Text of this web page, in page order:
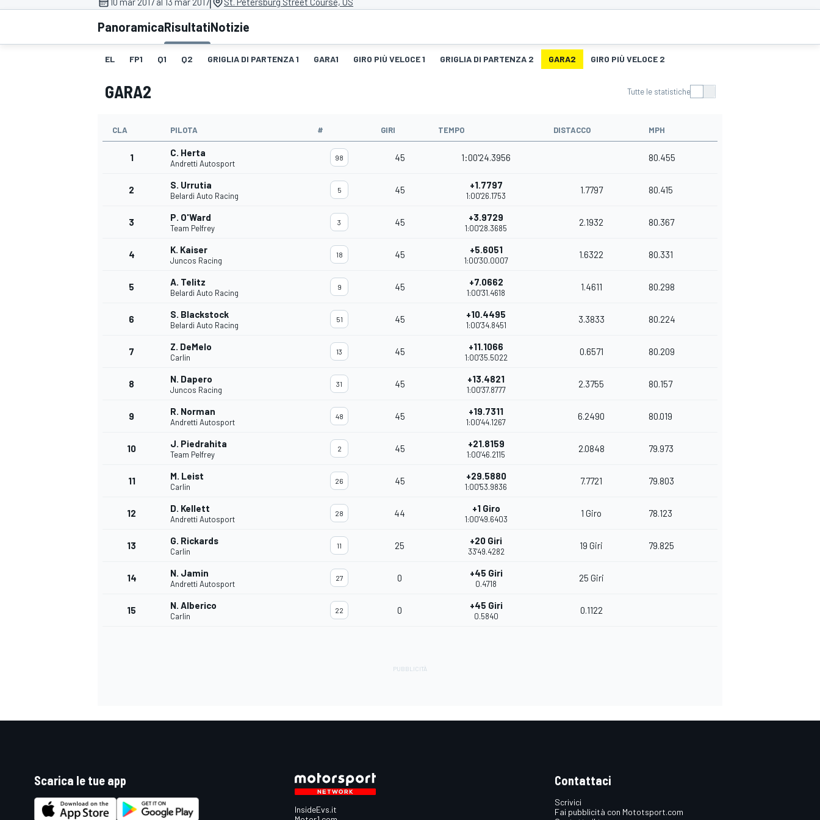
MOTOGP WEC
PanoramicaRisultatiNotizie
EL FP1 Q1 Q2 GRIGLIA DI PARTENZA 1 GARA1 GIRO PIÙ VELOCE 1 GRIGLIA DI PARTENZA 2 GARA2 GIRO PIÙ VELOCE 2
GARA2 Tutte le statistiche
CLA PILOTA # GIRI TEMPO DISTACCO MPH
1 C. Herta
Andretti Autosport
98 45 1:00'24.3956 80.455
2 S. Urrutia
Belardi Auto Racing
5 45 +1.7797
1:00'26.1753
1.7797 80.415
3 P. O'Ward
Team Pelfrey
3 45 +3.9729
1:00'28.3685
2.1932 80.367
4 K. Kaiser
Juncos Racing
18 45 +5.6051
1:00'30.0007
1.6322 80.331
5 A. Telitz
Belardi Auto Racing
9 45 +7.0662
1:00'31.4618
1.4611 80.298
6 S. Blackstock
Belardi Auto Racing
51 45 +10.4495
1:00'34.8451
3.3833 80.224
7 Z. DeMelo
Carlin
13 45 +11.1066
1:00'35.5022
0.6571 80.209
8 N. Dapero
Juncos Racing
31 45 +13.4821
1:00'37.8777
2.3755 80.157
9 R. Norman
Andretti Autosport
48 45 +19.7311
1:00'44.1267
6.2490 80.019
10 J. Piedrahita
Team Pelfrey
2 45 +21.8159
1:00'46.2115
2.0848 79.973
11 M. Leist
Carlin
26 45 +29.5880
1:00'53.9836
7.7721 79.803
12 D. Kellett
Andretti Autosport
28 44 +1 Giro
1:00'49.6403
1 Giro 78.123
13 G. Rickards
Carlin
11 25 +20 Giri
33'49.4282
19 Giri 79.825
14 N. Jamin
Andretti Autosport
27 0 +45 Giri
0.4718
25 Giri
15 N. Alberico
Carlin
22 0 +45 Giri
0.5840
0.1122
Scarica le tue app
InsideEvs.it
Contattaci
Scrivici
Fai pubblicità con Mototsport.com